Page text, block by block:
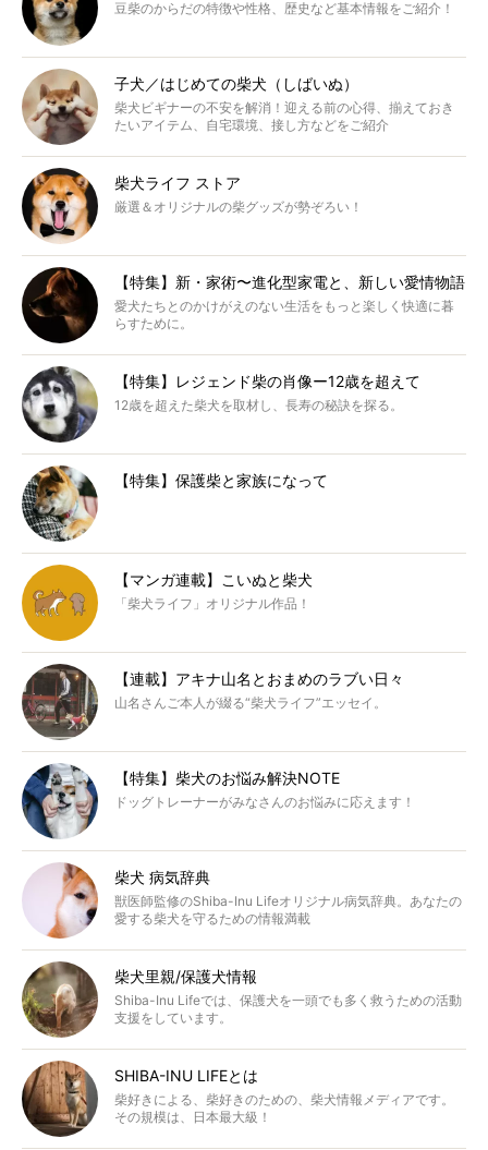
豆柴のからだの特徴や性格、歴史など基本情報をご紹介！
子犬／はじめての柴犬（しばいぬ）
柴犬ビギナーの不安を解消！迎える前の心得、揃えておき
たいアイテム、自宅環境、接し方などをご紹介
柴犬ライフ ストア
厳選＆オリジナルの柴グッズが勢ぞろい！
【特集】新・家術〜進化型家電と、新しい愛情物語
愛犬たちとのかけがえのない生活をもっと楽しく快適に暮
らすために。
【特集】レジェンド柴の肖像ー12歳を超えて
12歳を超えた柴犬を取材し、長寿の秘訣を探る。
【特集】保護柴と家族になって
【マンガ連載】こいぬと柴犬
「柴犬ライフ」オリジナル作品！
【連載】アキナ山名とおまめのラブい日々
山名さんご本人が綴る“柴犬ライフ”エッセイ。
【特集】柴犬のお悩み解決NOTE
ドッグトレーナーがみなさんのお悩みに応えます！
柴犬 病気辞典
獣医師監修のShiba-Inu Lifeオリジナル病気辞典。あなたの
愛する柴犬を守るための情報満載
柴犬里親/保護犬情報
Shiba-Inu Lifeでは、保護犬を一頭でも多く救うための活動
支援をしています。
SHIBA-INU LIFEとは
柴好きによる、柴好きのための、柴犬情報メディアです。
その規模は、日本最大級！